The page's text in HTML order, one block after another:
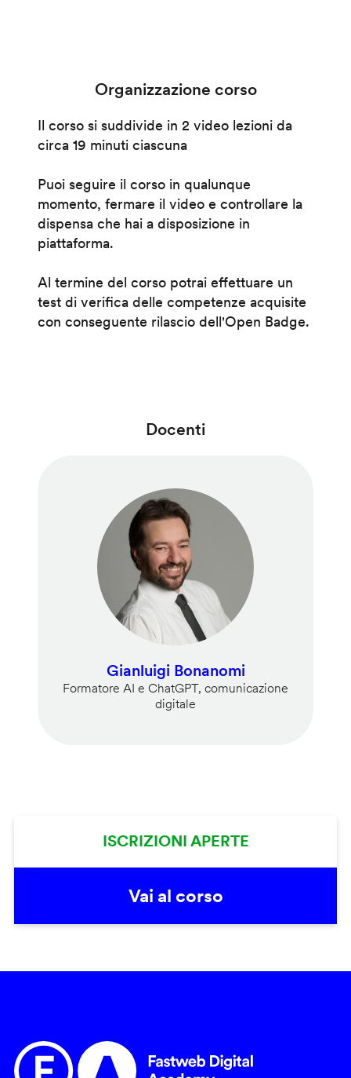
Organizzazione corso
Il corso si suddivide in 2 video lezioni da
circa 19 minuti ciascuna
Puoi seguire il corso in qualunque
momento, fermare il video e controllare la
dispensa che hai a disposizione in
piattaforma.
Al termine del corso potrai effettuare un
test di verifica delle competenze acquisite
con conseguente rilascio dell'Open Badge.
Docenti
Gianluigi Bonanomi
Formatore AI e ChatGPT, comunicazione
digitale
ISCRIZIONI APERTE
Vai al corso